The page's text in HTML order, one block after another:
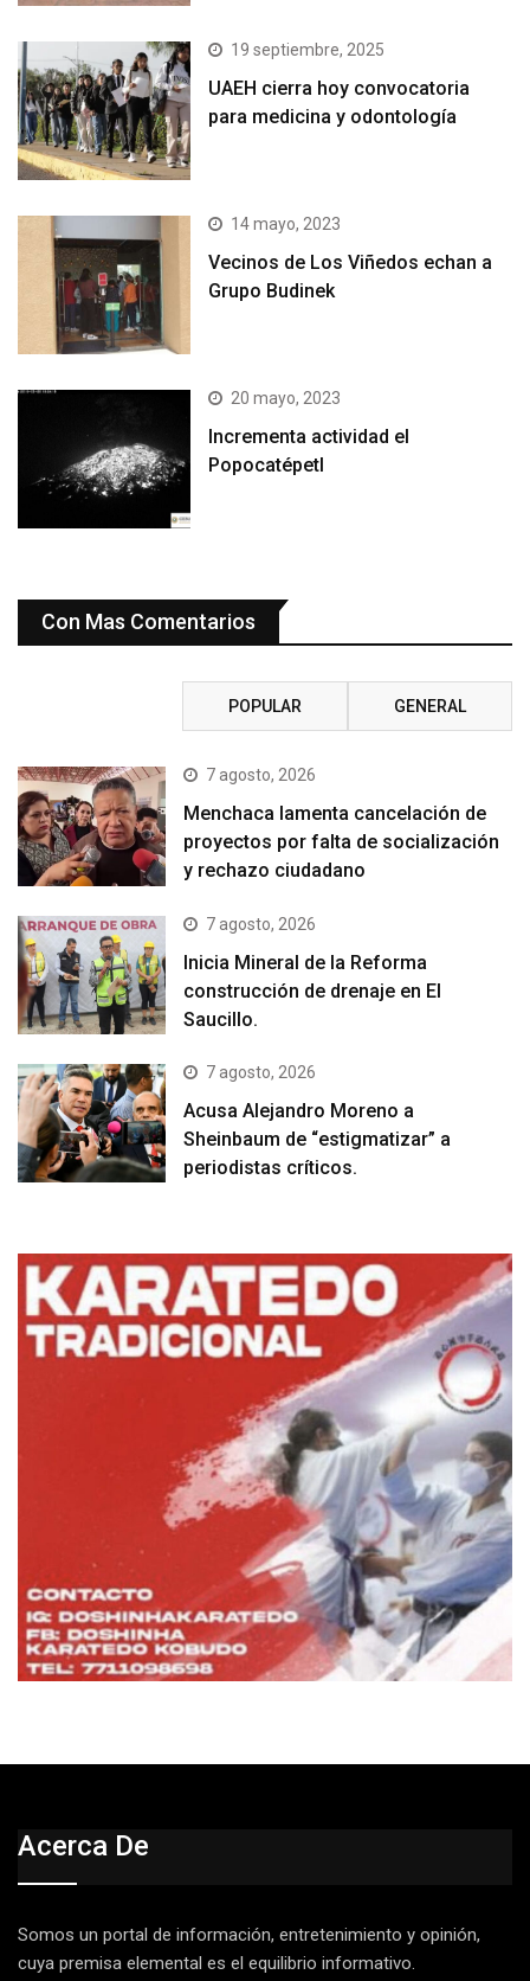
19 septiembre, 2025
UAEH cierra hoy convocatoria
para medicina y odontología
14 mayo, 2023
Vecinos de Los Viñedos echan a
Grupo Budinek
20 mayo, 2023
Incrementa actividad el
Popocatépetl
Con Mas Comentarios
POPULAR GENERAL
7 agosto, 2026
Menchaca lamenta cancelación de
proyectos por falta de socialización
y rechazo ciudadano
7 agosto, 2026
Inicia Mineral de la Reforma
construcción de drenaje en El
Saucillo.
7 agosto, 2026
Acusa Alejandro Moreno a
Sheinbaum de “estigmatizar” a
periodistas críticos.
Acerca De
Somos un portal de información, entretenimiento y opinión,
cuya premisa elemental es el equilibrio informativo.